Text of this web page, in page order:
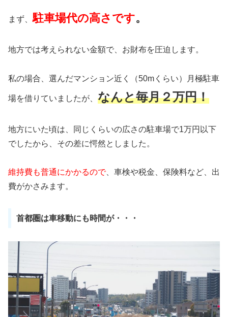
まず、駐車場代の高さです。
地方では考えられない金額で、お財布を圧迫します。
私の場合、選んだマンション近く（50mくらい）月極駐車
場を借りていましたが、 なんと毎月２万円！
地方にいた頃は、同じくらいの広さの駐車場で1万円以下
でしたから、その差に愕然としました。
維持費も普通にかかるので、車検や税金、保険料など、出
費がかさみます。
首都圏は車移動にも時間が・・・